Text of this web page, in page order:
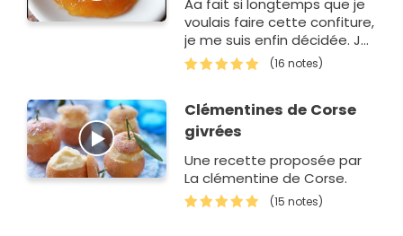
voulais faire cette confiture,
je me suis enfin décidée. Je
n'avais jamais goûté la
confiture de clémentines,
(16 notes)
Clémentines de Corse
givrées
Une recette proposée par
La clémentine de Corse.
(15 notes)